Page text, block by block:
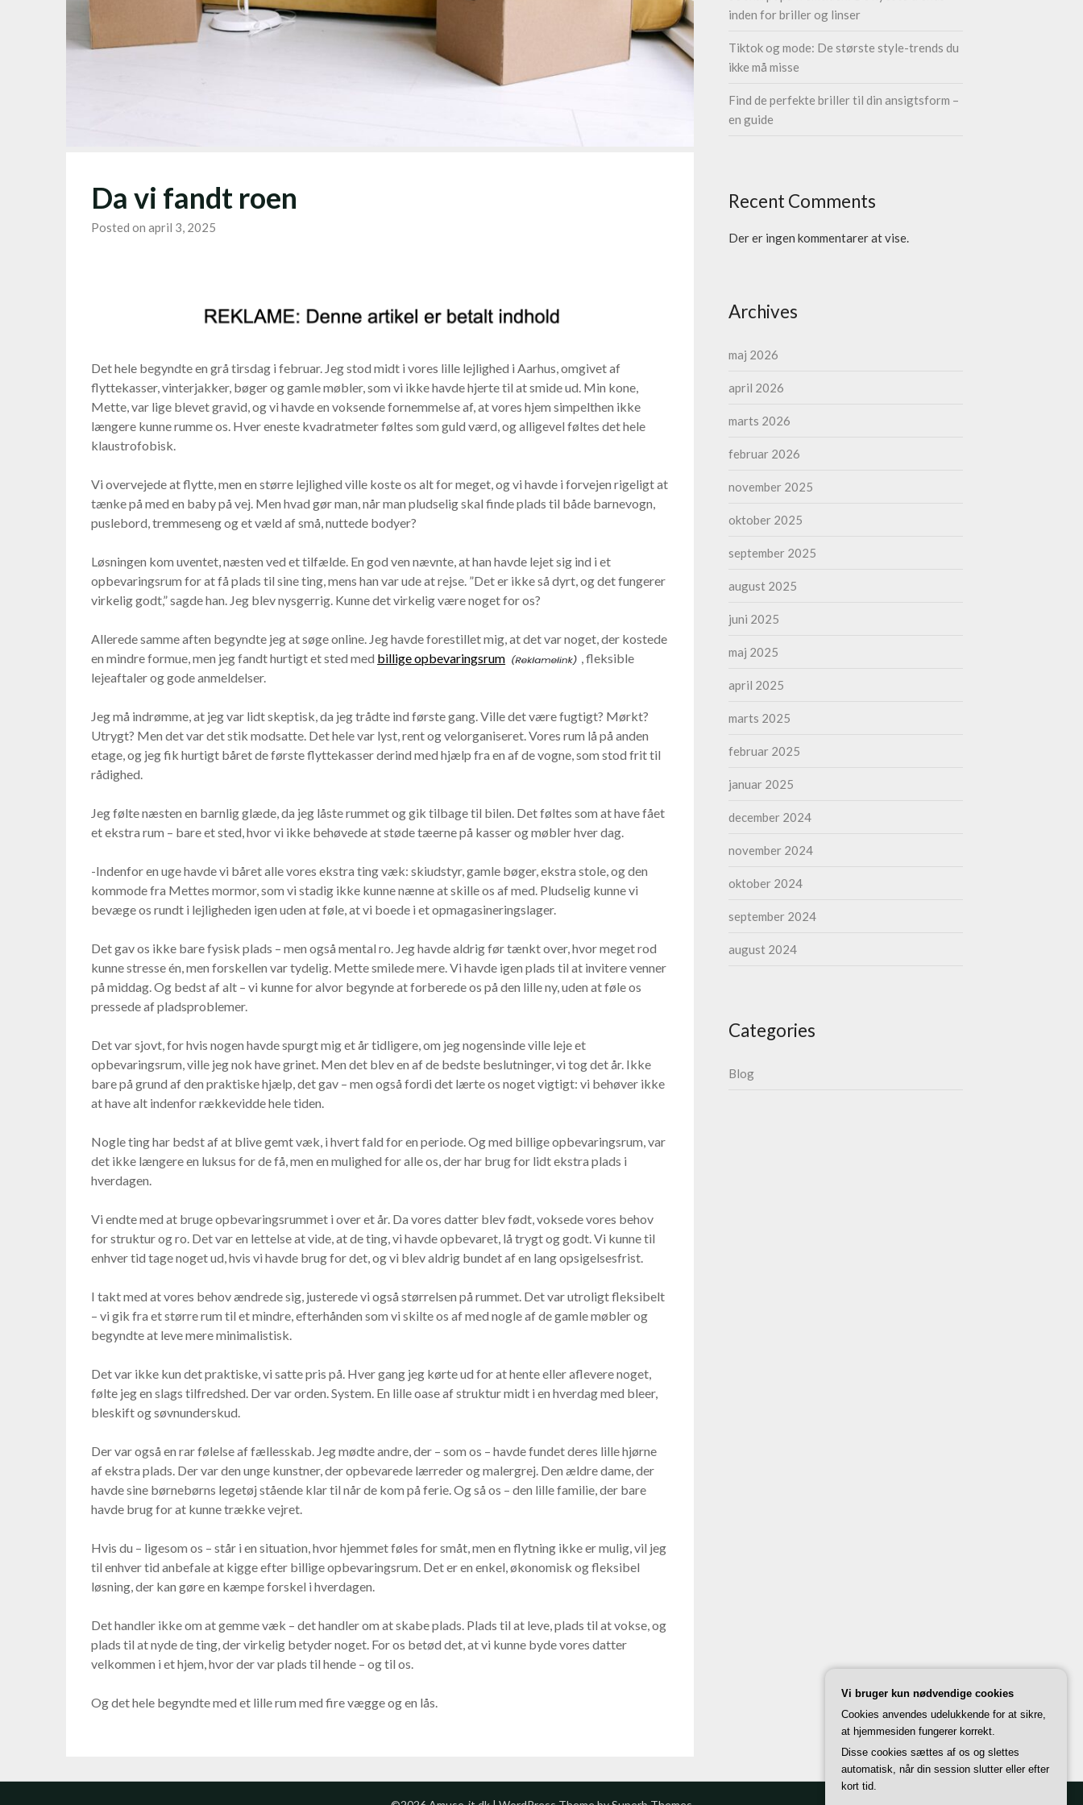
Da vi fandt roen
Posted on april 3, 2025
Det hele begyndte en grå tirsdag i februar. Jeg stod midt i vores lille lejlighed i Aarhus, omgivet af
flyttekasser, vinterjakker, bøger og gamle møbler, som vi ikke havde hjerte til at smide ud. Min kone,
Mette, var lige blevet gravid, og vi havde en voksende fornemmelse af, at vores hjem simpelthen ikke
længere kunne rumme os. Hver eneste kvadratmeter føltes som guld værd, og alligevel føltes det hele
klaustrofobisk.
Vi overvejede at flytte, men en større lejlighed ville koste os alt for meget, og vi havde i forvejen rigeligt at
tænke på med en baby på vej. Men hvad gør man, når man pludselig skal finde plads til både barnevogn,
puslebord, tremmeseng og et væld af små, nuttede bodyer?
Løsningen kom uventet, næsten ved et tilfælde. En god ven nævnte, at han havde lejet sig ind i et
opbevaringsrum for at få plads til sine ting, mens han var ude at rejse. ”Det er ikke så dyrt, og det fungerer
virkelig godt,” sagde han. Jeg blev nysgerrig. Kunne det virkelig være noget for os?
Allerede samme aften begyndte jeg at søge online. Jeg havde forestillet mig, at det var noget, der kostede
en mindre formue, men jeg fandt hurtigt et sted med billige opbevaringsrum
, fleksible
lejeaftaler og gode anmeldelser.
Jeg må indrømme, at jeg var lidt skeptisk, da jeg trådte ind første gang. Ville det være fugtigt? Mørkt?
Utrygt? Men det var det stik modsatte. Det hele var lyst, rent og velorganiseret. Vores rum lå på anden
etage, og jeg fik hurtigt båret de første flyttekasser derind med hjælp fra en af de vogne, som stod frit til
rådighed.
Jeg følte næsten en barnlig glæde, da jeg låste rummet og gik tilbage til bilen. Det føltes som at have fået
et ekstra rum – bare et sted, hvor vi ikke behøvede at støde tæerne på kasser og møbler hver dag.
-Indenfor en uge havde vi båret alle vores ekstra ting væk: skiudstyr, gamle bøger, ekstra stole, og den
kommode fra Mettes mormor, som vi stadig ikke kunne nænne at skille os af med. Pludselig kunne vi
bevæge os rundt i lejligheden igen uden at føle, at vi boede i et opmagasineringslager.
Det gav os ikke bare fysisk plads – men også mental ro. Jeg havde aldrig før tænkt over, hvor meget rod
kunne stresse én, men forskellen var tydelig. Mette smilede mere. Vi havde igen plads til at invitere venner
på middag. Og bedst af alt – vi kunne for alvor begynde at forberede os på den lille ny, uden at føle os
pressede af pladsproblemer.
Det var sjovt, for hvis nogen havde spurgt mig et år tidligere, om jeg nogensinde ville leje et
opbevaringsrum, ville jeg nok have grinet. Men det blev en af de bedste beslutninger, vi tog det år. Ikke
bare på grund af den praktiske hjælp, det gav – men også fordi det lærte os noget vigtigt: vi behøver ikke
at have alt indenfor rækkevidde hele tiden.
Nogle ting har bedst af at blive gemt væk, i hvert fald for en periode. Og med billige opbevaringsrum, var
det ikke længere en luksus for de få, men en mulighed for alle os, der har brug for lidt ekstra plads i
hverdagen.
Vi endte med at bruge opbevaringsrummet i over et år. Da vores datter blev født, voksede vores behov
for struktur og ro. Det var en lettelse at vide, at de ting, vi havde opbevaret, lå trygt og godt. Vi kunne til
enhver tid tage noget ud, hvis vi havde brug for det, og vi blev aldrig bundet af en lang opsigelsesfrist.
I takt med at vores behov ændrede sig, justerede vi også størrelsen på rummet. Det var utroligt fleksibelt
– vi gik fra et større rum til et mindre, efterhånden som vi skilte os af med nogle af de gamle møbler og
begyndte at leve mere minimalistisk.
Det var ikke kun det praktiske, vi satte pris på. Hver gang jeg kørte ud for at hente eller aflevere noget,
følte jeg en slags tilfredshed. Der var orden. System. En lille oase af struktur midt i en hverdag med bleer,
bleskift og søvnunderskud.
Der var også en rar følelse af fællesskab. Jeg mødte andre, der – som os – havde fundet deres lille hjørne
af ekstra plads. Der var den unge kunstner, der opbevarede lærreder og malergrej. Den ældre dame, der
havde sine børnebørns legetøj stående klar til når de kom på ferie. Og så os – den lille familie, der bare
havde brug for at kunne trække vejret.
Hvis du – ligesom os – står i en situation, hvor hjemmet føles for småt, men en flytning ikke er mulig, vil jeg
til enhver tid anbefale at kigge efter billige opbevaringsrum. Det er en enkel, økonomisk og fleksibel
løsning, der kan gøre en kæmpe forskel i hverdagen.
Det handler ikke om at gemme væk – det handler om at skabe plads. Plads til at leve, plads til at vokse, og
plads til at nyde de ting, der virkelig betyder noget. For os betød det, at vi kunne byde vores datter
velkommen i et hjem, hvor der var plads til hende – og til os.
Og det hele begyndte med et lille rum med fire vægge og en lås.
inden for briller og linser
Tiktok og mode: De største style-trends du
ikke må misse
Find de perfekte briller til din ansigtsform –
en guide
Recent Comments
Der er ingen kommentarer at vise.
Archives
maj 2026
april 2026
marts 2026
februar 2026
november 2025
oktober 2025
september 2025
august 2025
juni 2025
maj 2025
april 2025
marts 2025
februar 2025
januar 2025
december 2024
november 2024
oktober 2024
september 2024
august 2024
Categories
Blog
Vi bruger kun nødvendige cookies
Cookies anvendes udelukkende for at sikre,
at hjemmesiden fungerer korrekt.
Disse cookies sættes af os og slettes
automatisk, når din session slutter eller efter
kort tid.